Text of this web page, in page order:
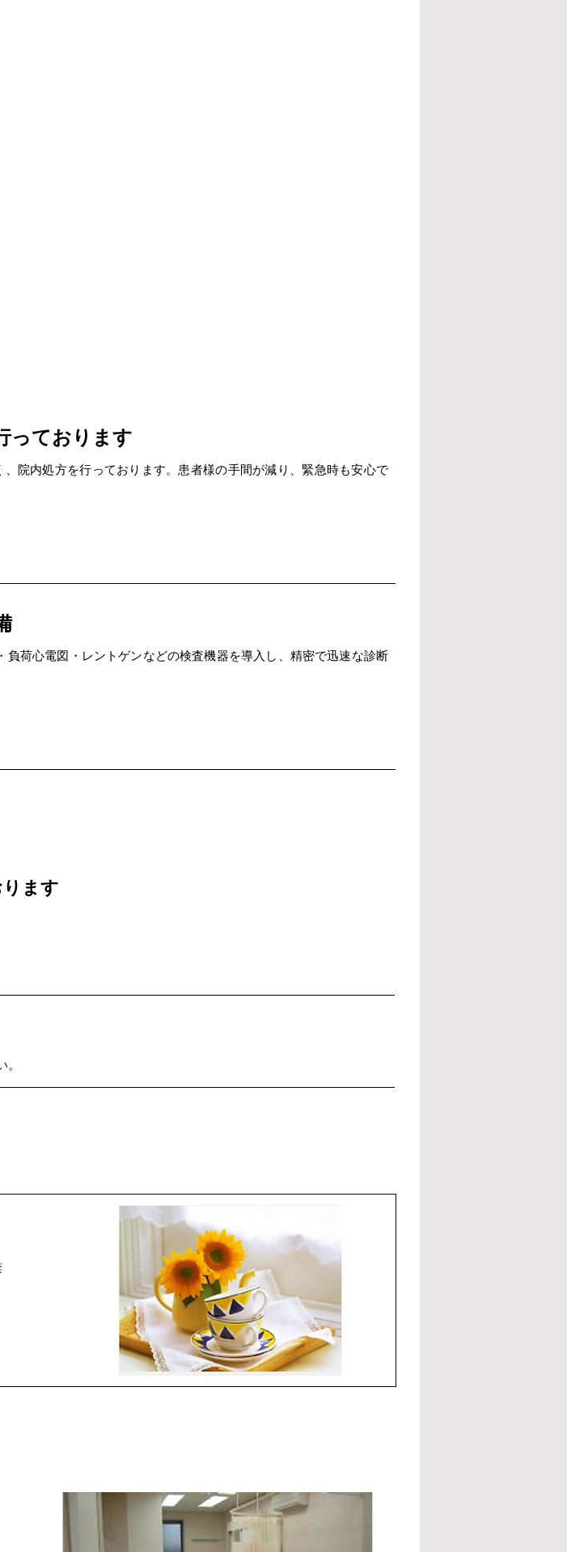
っております
、院内処方を行っております。患者様の手間が減り、緊急時も安心で
負荷心電図・レントゲンなどの検査機器を導入し、精密で迅速な診断
ます